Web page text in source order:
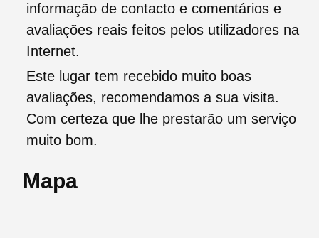
informação de contacto e comentários e
avaliações reais feitos pelos utilizadores na
Internet.
Este lugar tem recebido muito boas
avaliações, recomendamos a sua visita.
Com certeza que lhe prestarão um serviço
muito bom.
Mapa